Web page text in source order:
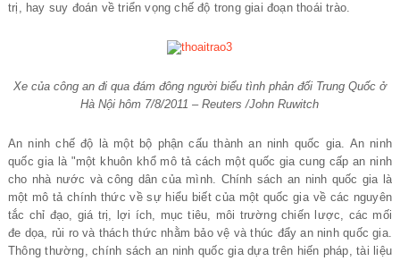
trị, hay suy đoán về triển vọng chế độ trong giai đoạn thoái trào.
Xe của công an đi qua đám đông người biểu tình phản đối Trung Quốc ở
Hà Nội hôm 7/8/2011 – Reuters /John Ruwitch
An ninh chế độ là một bộ phận cấu thành an ninh quốc gia. An ninh
quốc gia là "một khuôn khổ mô tả cách một quốc gia cung cấp an ninh
cho nhà nước và công dân của mình. Chính sách an ninh quốc gia là
một mô tả chính thức về sự hiểu biết của một quốc gia về các nguyên
tắc chỉ đạo, giá trị, lợi ích, mục tiêu, môi trường chiến lược, các mối
đe dọa, rủi ro và thách thức nhằm bảo vệ và thúc đẩy an ninh quốc gia.
Thông thường, chính sách an ninh quốc gia dựa trên hiến pháp, tài liệu